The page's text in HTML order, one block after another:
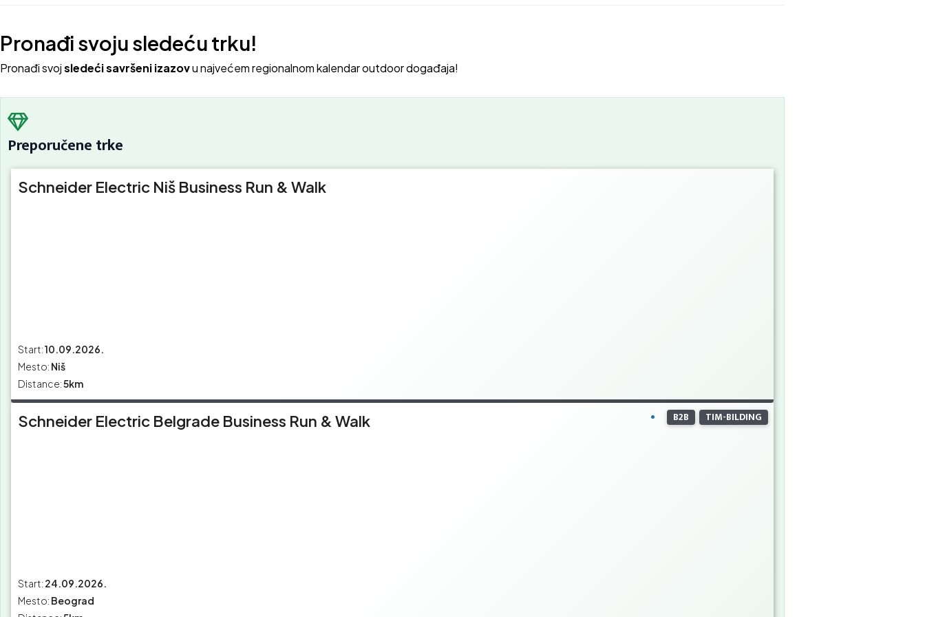
Pronađi svoju sledeću trku!
Pronađi svojsledeći savršeni izazovu najvećem regionalnom kalendar outdoor događaja!
Preporučene trke
Schneider Electric Niš Business Run & Walk
Start:10.09.2026.
Mesto: Niš
Distance:5km
B2B TIM-BILDING
Schneider Electric Belgrade Business Run & Walk
Start: 24.09.2026.
Mesto: Beograd